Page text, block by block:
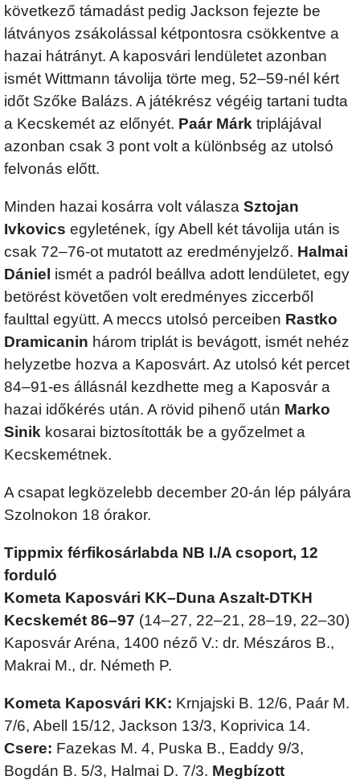
következő támadást pedig Jackson fejezte be
látványos zsákolással kétpontosra csökkentve a
hazai hátrányt. A kaposvári lendületet azonban
ismét Wittmann távolija törte meg, 52–59-nél kért
időt Szőke Balázs. A játékrész végéig tartani tudta
a Kecskemét az előnyét. Paár Márk triplájával
azonban csak 3 pont volt a különbség az utolsó
felvonás előtt.
Minden hazai kosárra volt válasza Sztojan
Ivkovics egyletének, így Abell két távolija után is
csak 72–76-ot mutatott az eredményjelző. Halmai
Dániel ismét a padról beállva adott lendületet, egy
betörést követően volt eredményes ziccerből
faulttal együtt. A meccs utolsó perceiben Rastko
Dramicanin három triplát is bevágott, ismét nehéz
helyzetbe hozva a Kaposvárt. Az utolsó két percet
84–91-es állásnál kezdhette meg a Kaposvár a
hazai időkérés után. A rövid pihenő után Marko
Sinik kosarai biztosították be a győzelmet a
Kecskemétnek.
A csapat legközelebb december 20-án lép pályára
Szolnokon 18 órakor.
Tippmix férfikosárlabda NB I./A csoport, 12
forduló
Kometa Kaposvári KK–Duna Aszalt-DTKH
Kecskemét 86–97 (14–27, 22–21, 28–19, 22–30)
Kaposvár Aréna, 1400 néző V.: dr. Mészáros B.,
Makrai M., dr. Németh P.
Kometa Kaposvári KK: Krnjajski B. 12/6, Paár M.
7/6, Abell 15/12, Jackson 13/3, Koprivica 14.
Csere: Fazekas M. 4, Puska B., Eaddy 9/3,
Bogdán B. 5/3, Halmai D. 7/3. Megbízott